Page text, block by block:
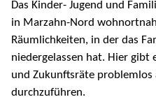
Das Kinder- Jugend und
in Marzahn-Nord
Räumlichkeiten, in der das
niedergelassen hat. Hier gibt
und Zukunftsräte
durchzuführen.